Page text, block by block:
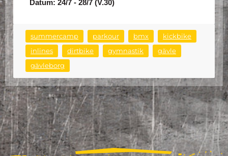
Datum: 24/7 - 28/7 (V.30)
summercamp parkour bmx
kickbike
inlines
dirtbike gymnastik
gävle
gävleborg